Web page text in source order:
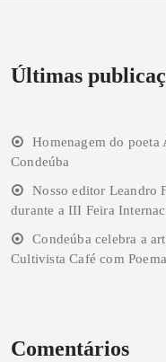
Últimas
Homenagem do poeta
Condeúba
Nosso editor Leandro
durante a III Feira
Condeúba celebra a
Cultivista Café com
Comentários